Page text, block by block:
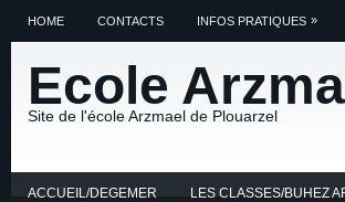
HOME CONTACTS INFOS PRATIQUES »
Ecole
Site de l'école Arzmael de Plouarzel
ACCUEIL/DEGEMER LES CLASSES/BUHEZ